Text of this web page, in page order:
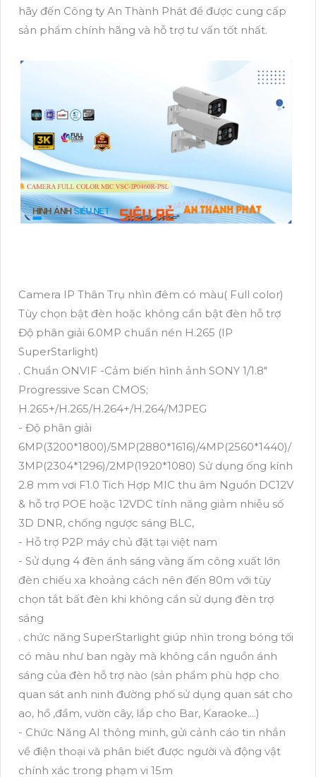
hãy đến Công ty An Thành Phát để được cung cấp
sản phẩm chính hãng và hỗ trợ tư vấn tốt nhất.
Camera IP Thân Trụ nhìn đêm có màu( Full color)
Tùy chọn bật đèn hoặc không cần bật đèn hỗ trợ
Độ phân giải 6.0MP chuẩn nén H.265 (IP
SuperStarlight)
. Chuẩn ONVIF -Cảm biến hình ảnh SONY 1/1.8"
Progressive Scan CMOS;
H.265+/H.265/H.264+/H.264/MJPEG
- Độ phân giải
6MP(3200*1800)/5MP(2880*1616)/4MP(2560*1440)/
3MP(2304*1296)/2MP(1920*1080) Sử dụng ống kính
2.8 mm vơi F1.0 Tich Hợp MIC thu âm Nguồn DC12V
& hỗ trợ POE hoặc 12VDC tính năng giảm nhiễu số
3D DNR, chống ngược sáng BLC,
- Hỗ trợ P2P máy chủ đặt tại việt nam
- Sử dụng 4 đèn ánh sáng vàng ấm công xuất lớn
đèn chiếu xa khoảng cách nên đến 80m với tùy
chọn tắt bất đèn khi không cần sử dụng đèn trợ
sáng
. chức năng SuperStarlight giúp nhìn trong bóng tối
có màu như ban ngày mà không cần nguồn ánh
sáng của đèn hỗ trợ nào (sản phẩm phù hợp cho
quan sát anh ninh đường phố sử dụng quan sát cho
ao, hồ ,đầm, vườn cây, lắp cho Bar, Karaoke....)
- Chức Năng AI thông minh, gửi cảnh cáo tin nhắn
về điện thoại và phân biết được người và động vật
chính xác trong phạm vi 15m